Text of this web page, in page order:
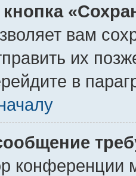
кнопка
вам
их
в
конференции